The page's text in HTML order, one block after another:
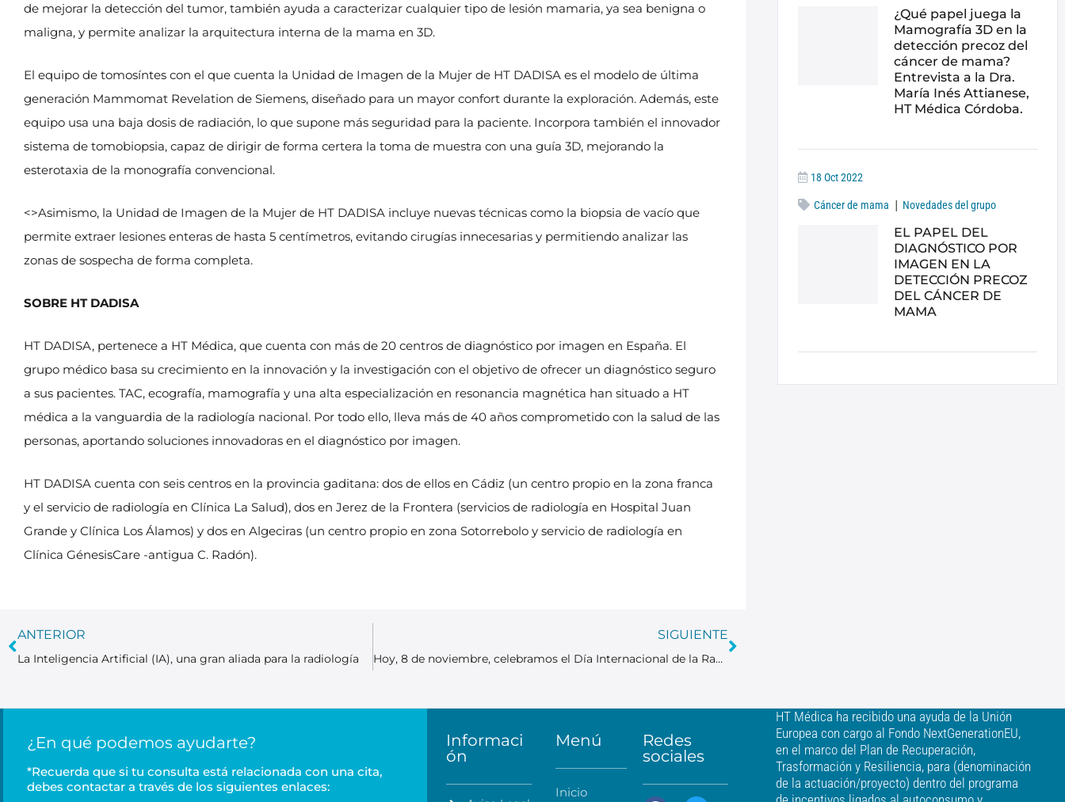
de mejorar la detección del tumor, también ayuda a caracterizar cualquier tipo de lesión mamaria, ya sea benigna o
maligna, y permite analizar la arquitectura interna de la mama en 3D.
El equipo de tomosíntes con el que cuenta la Unidad de Imagen de la Mujer de HT DADISA es el modelo de última
generación Mammomat Revelation de Siemens, diseñado para un mayor confort durante la exploración. Además, este
equipo usa una baja dosis de radiación, lo que supone más seguridad para la paciente. Incorpora también el innovador
sistema de tomobiopsia, capaz de dirigir de forma certera la toma de muestra con una guía 3D, mejorando la
esterotaxia de la monografía convencional.
<>Asimismo, la Unidad de Imagen de la Mujer de HT DADISA incluye nuevas técnicas como la biopsia de vacío que
permite extraer lesiones enteras de hasta 5 centímetros, evitando cirugías innecesarias y permitiendo analizar las
zonas de sospecha de forma completa.
SOBRE HT DADISA
HT DADISA, pertenece a HT Médica, que cuenta con más de 20 centros de diagnóstico por imagen en España. El
grupo médico basa su crecimiento en la innovación y la investigación con el objetivo de ofrecer un diagnóstico seguro
a sus pacientes. TAC, ecografía, mamografía y una alta especialización en resonancia magnética han situado a HT
médica a la vanguardia de la radiología nacional. Por todo ello, lleva más de 40 años comprometido con la salud de las
personas, aportando soluciones innovadoras en el diagnóstico por imagen.
HT DADISA cuenta con seis centros en la provincia gaditana: dos de ellos en Cádiz (un centro propio en la zona franca
y el servicio de radiología en Clínica La Salud), dos en Jerez de la Frontera (servicios de radiología en Hospital Juan
Grande y Clínica Los Álamos) y dos en Algeciras (un centro propio en zona Sotorrebolo y servicio de radiología en
Clínica GénesisCare -antigua C. Radón).
ANTERIOR
La Inteligencia Artificial (IA), una gran aliada para la radiología
SIGUIENTE
Hoy, 8 de noviembre, celebramos el Día Internacional de la Radiología
¿Qué papel juega la
Mamografía 3D en la
detección precoz del
cáncer de mama?
Entrevista a la Dra.
María Inés Attianese,
HT Médica Córdoba.
18 Oct 2022
Cáncer de mama | Novedades del grupo
EL PAPEL DEL
DIAGNÓSTICO POR
IMAGEN EN LA
DETECCIÓN PRECOZ
DEL CÁNCER DE
MAMA
¿En qué podemos ayudarte?
*Recuerda que si tu consulta está relacionada con una cita,
debes contactar a través de los siguientes enlaces:
Informaci
ón
Menú
Inicio
Redes
sociales
HT Médica ha recibido una ayuda de la Unión
Europea con cargo al Fondo NextGenerationEU,
en el marco del Plan de Recuperación,
Trasformación y Resiliencia, para (denominación
de la actuación/proyecto) dentro del programa